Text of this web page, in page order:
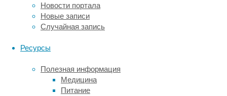
Новости портала
Новые записи
Случайная запись
Ресурсы
Полезная информация
Медицина
Питание
жареный
кофе.
Зеленый
кофе
способствует